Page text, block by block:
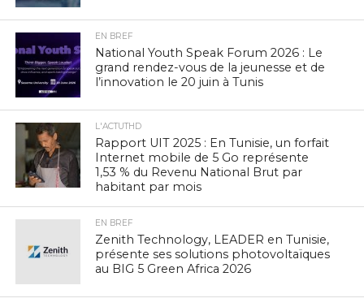
EN BREF
National Youth Speak Forum 2026 : Le
grand rendez-vous de la jeunesse et de
l’innovation le 20 juin à Tunis
L'ACTUTHD
Rapport UIT 2025 : En Tunisie, un forfait
Internet mobile de 5 Go représente
1,53 % du Revenu National Brut par
habitant par mois
EN BREF
Zenith Technology, LEADER en Tunisie,
présente ses solutions photovoltaïques
au BIG 5 Green Africa 2026